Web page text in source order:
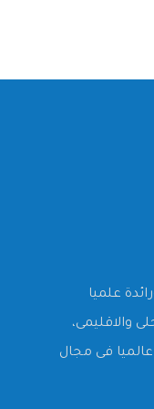
علميا
والاقليمى،
فى مجال